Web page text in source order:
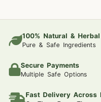
100% Natural & Herbal
Pure & Safe Ingredients
Secure Payments
Multiple Safe Options
Fast Delivery Across